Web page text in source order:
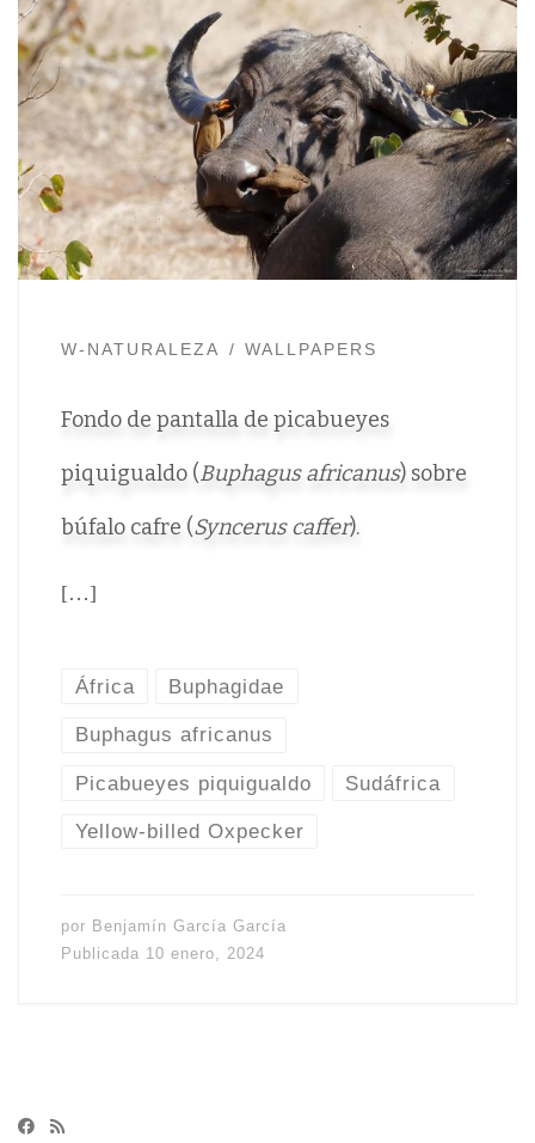
W-NATURALEZA WALLPAPERS
Fondo de pantalla de picabueyes
piquigualdo (Buphagus africanus) sobre
búfalo cafre (Syncerus caffer).
[…]
África Buphagidae
Buphagus africanus
Picabueyes piquigualdo Sudáfrica
Yellow-billed Oxpecker
por Benjamín García García
Publicada 10 enero, 2024